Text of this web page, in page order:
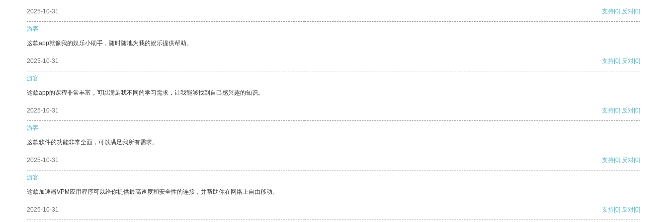
2025-10-31 支持[0] 反对[0]
游客
这款app就像我的娱乐小助手，随时随地为我的娱乐提供帮助。
2025-10-31 支持[0] 反对[0]
游客
这款app的课程非常丰富，可以满足我不同的学习需求，让我能够找到自己感兴趣的知识。
2025-10-31 支持[0] 反对[0]
游客
这款软件的功能非常全面，可以满足我所有需求。
2025-10-31 支持[0] 反对[0]
游客
这款加速器VPM应用程序可以给你提供最高速度和安全性的连接，并帮助你在网络上自由移动。
2025-10-31 支持[0] 反对[0]